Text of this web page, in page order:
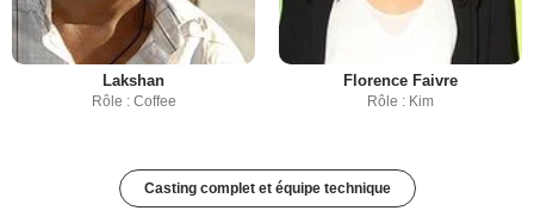
Lakshan
Rôle : Coffee
Florence Faivre
Rôle : Kim
Casting complet et équipe technique